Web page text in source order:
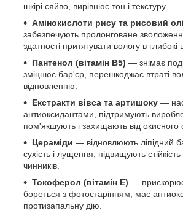
шкірі сяйво, вирівнює тон і текстуру.
Амінокислоти рису та рисовий
забезпечують пролонговане
здатності притягувати вологу в глибокі
Пантенол (вітамін B5) — знімає
зміцнює бар'єр, перешкоджає втраті
відновленню.
Екстракти вівса та артишоку —
антиоксидантами, підтримують
пом'якшують і захищають від окисного
Цераміди — відновлюють ліпідний
сухість і лущення, підвищують
чинників.
Токоферол (вітамін E) — прискорює
бореться з фотостарінням, має
протизапальну дію.